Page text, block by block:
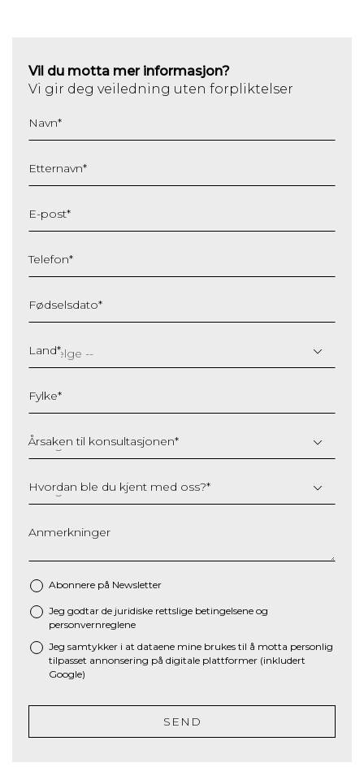
Vil du motta mer informasjon?
Vi gir deg veiledning uten forpliktelser
Navn*
Etternavn*
E-post*
Telefon*
Fødselsdato*
slash
MM
YYYY
Land*
Fylke*
Årsaken til konsultasjonen*
Hvordan ble du kjent med oss?*
Anmerkninger
Abonnere på Newsletter
* Jeg godtar de juridiske rettslige betingelsene og
personvernreglene
Jeg samtykker i at dataene mine brukes til å motta personlig
tilpasset annonsering på digitale plattformer (inkludert
Google)
SEND